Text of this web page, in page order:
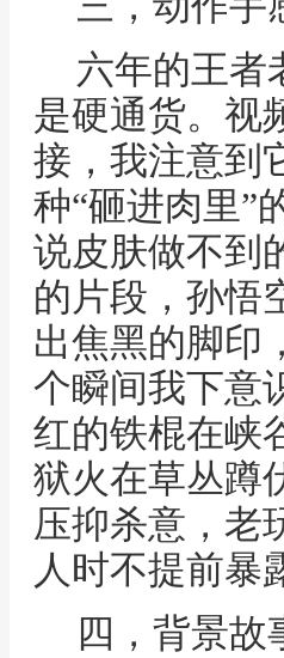
六年的王者
是硬通货。视
接，我注意到
种“砸进肉里”
说皮肤做不到
的片段，孙悟
出焦黑的脚印
个瞬间我下意
红的铁棍在峡
狱火在草丛蹲
压抑杀意，老
人时不提前暴
四，背景